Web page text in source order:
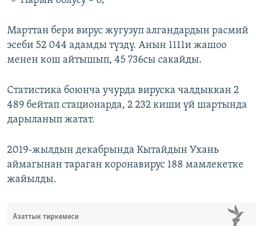
Марттан бери вирус жугузуп алгандардын расмий
эсеби 52 044 адамды түздү. Анын 1111и жашоо
менен кош айтышып, 45 736сы сакайды.
Статистика боюнча учурда вируска чалдыккан 2
489 бейтап стационарда, 2 232 киши үй шартында
дарыланып жатат.
2019-жылдын декабрында Кытайдын Ухань
аймагынан тараган коронавирус 188 мамлекетке
жайылды.
Азаттык тиркемеси